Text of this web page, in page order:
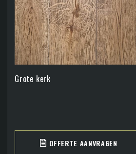
Grote kerk
OFFERTE AANVRAGEN